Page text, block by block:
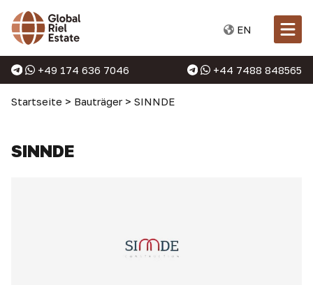
EN
+49 174 636 7046 +44 7488 848565
Startseite > Bauträger > SINNDE
SINNDE